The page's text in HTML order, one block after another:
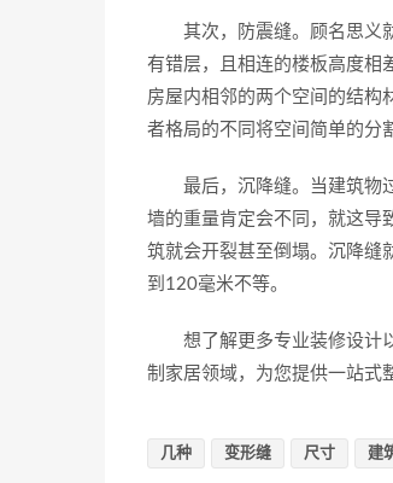
其次，防震缝。顾名思义就
有错层，且相连的楼板高度相
房屋内相邻的两个空间的结构
者格局的不同将空间简单的分
最后，沉降缝。当建筑物过
墙的重量肯定会不同，就这导
筑就会开裂甚至倒塌。沉降缝
到120毫米不等。
想了解更多专业装修设计以
制家居领域，为您提供一站式
几种 变形缝 尺寸 建